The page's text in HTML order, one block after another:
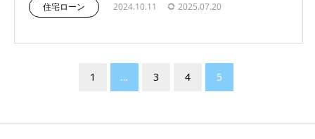
住宅ローン 2024.10.11 2025.07.20
1 … 3 4 5